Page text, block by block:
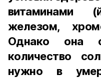
витаминами
железом,
Однако она
количество
нужно в